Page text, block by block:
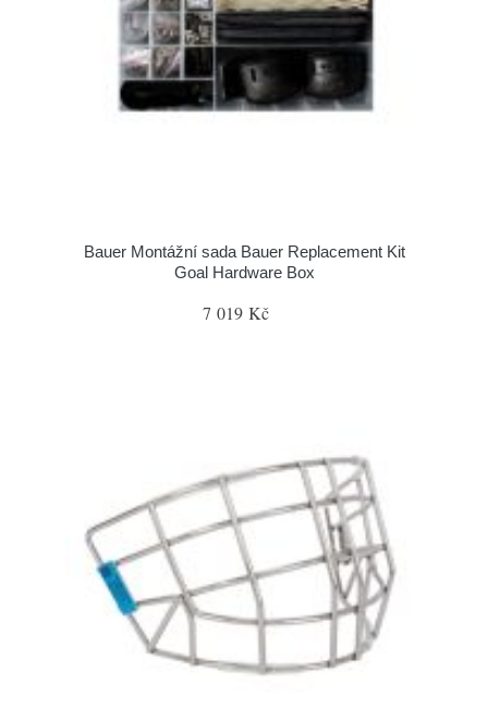
Bauer Montážní sada Bauer Replacement Kit
Goal Hardware Box
7 019 Kč